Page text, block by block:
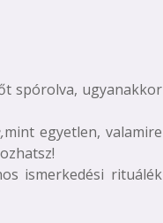
spórolva, ugyanakkor
mint egyetlen, valamire
ismerkedési rituálék